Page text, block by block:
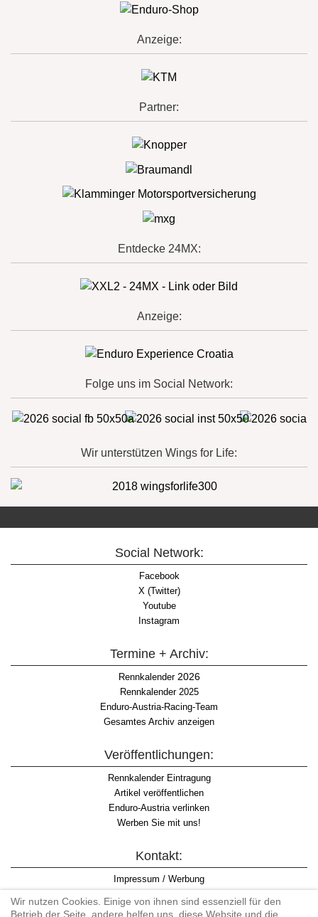
Anzeige:
Partner:
Entdecke 24MX:
Anzeige:
Folge uns im Social Network:
Wir unterstützen Wings for Life:
Social Network:
Facebook
X (Twitter)
Youtube
Instagram
Termine + Archiv:
Rennkalender2026
Rennkalender 2025
Enduro-Austria-Racing-Team
Gesamtes Archiv anzeigen
Veröffentlichungen:
Rennkalender Eintragung
Artikel veröffentlichen
Enduro-Austria verlinken
Werben Sie mit uns!
Kontakt:
Impressum / Werbung
Informationspflicht WKO
Wir nutzen Cookies. Einige von ihnen sind essenziell für den
Betrieb der Seite, andere helfen uns, diese Website und die